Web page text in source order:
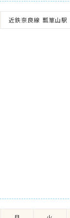
近鉄奈良線 瓢箪山駅